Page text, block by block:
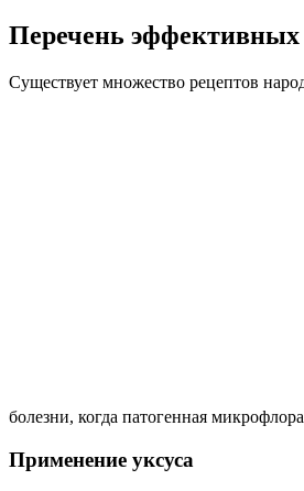
Перечень эффективных
Существует множество рецептов
болезни, когда патогенная
Применение уксуса